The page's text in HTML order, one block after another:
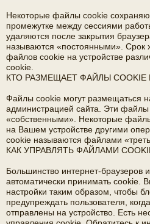
Некоторые файлы cookie
промежутке между сессиями
удаляются после закрытия
называются «постоянными». Срок
файлов cookie на устройстве
cookie.
КТО РАЗМЕЩАЕТ ФАЙЛЫ
Файлы cookie могут размещаться
администрацией сайта. Эти
«собственными». Некоторые
на Вашем устройстве другими
cookie называются файлами
КАК УПРАВЛЯТЬ ФАЙЛАМИ
Большинство интернет-браузеров
автоматически принимать cookie.
настройки таким образом, чтобы
предупреждать пользователя,
отправлены на устройство. Есть